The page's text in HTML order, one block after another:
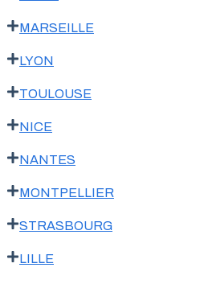
MARSEILLE
LYON
TOULOUSE
NICE
NANTES
MONTPELLIER
STRASBOURG
LILLE